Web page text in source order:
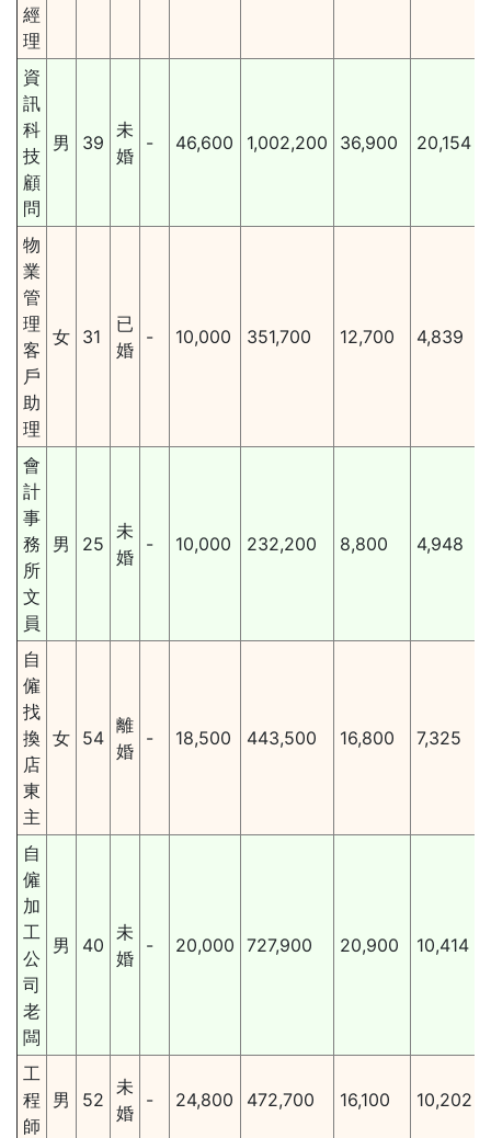
經
理
資
訊
科
技
顧
問
男 39
未
婚
- 46,600 1,002,200 36,900 20,154
物
業
管
理
客
戶
助
理
女 31
已
婚
- 10,000 351,700 12,700 4,839
會
計
事
務
所
文
員
男 25
未
婚
- 10,000 232,200 8,800 4,948
自
僱
找
換
店
東
主
女 54
離
婚
- 18,500 443,500 16,800 7,325
自
僱
加
工
公
司
老
闆
男 40
未
婚
- 20,000 727,900 20,900 10,414
工
程
師
男 52
未
婚
- 24,800 472,700 16,100 10,202